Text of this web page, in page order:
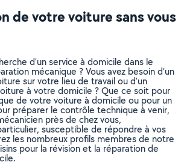
de votre voiture sans vous
d’un service à domicile dans le
mécanique ? Vous avez besoin d’un
sur votre lieu de travail ou d’un
à votre domicile ? Que ce soit pour
de votre voiture à domicile ou pour un
préparer le contrôle technique à venir,
près de chez vous,
susceptible de répondre à vos
les nombreux profils membres de notre
pour la révision et la réparation de